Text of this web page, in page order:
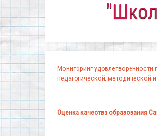
"Школа, в
Мониторинг удовлетворенности
педагогической, методической
Оценка качества образования